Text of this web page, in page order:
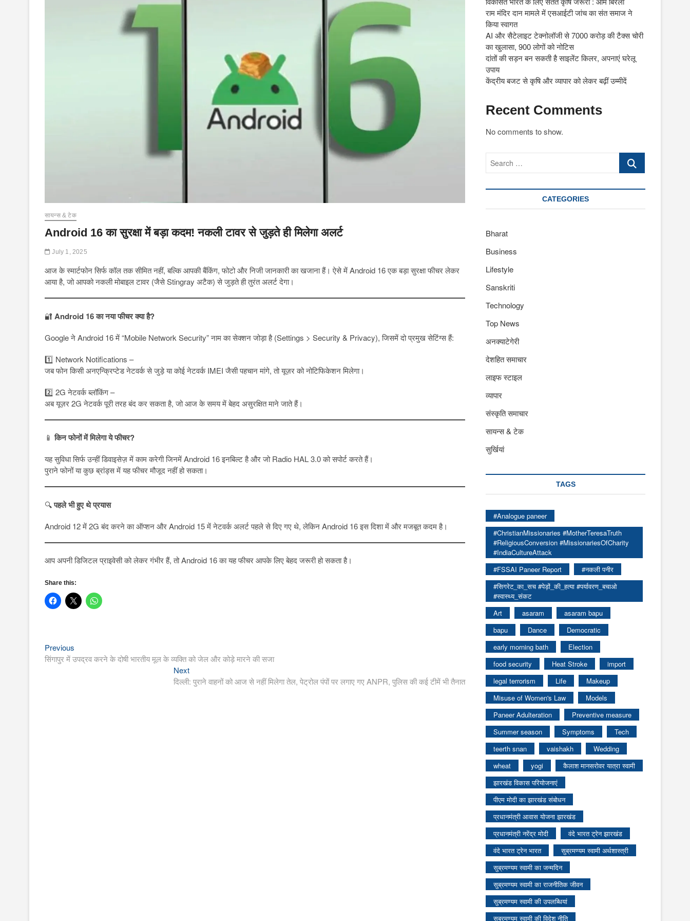
सायन्स & टेक
Android 16 का सुरक्षा में बड़ा कदम! नकली टावर से जुड़ते ही मिलेगा अलर्ट
July 1, 2025
आज के स्मार्टफोन सिर्फ कॉल तक सीमित नहीं, बल्कि आपकी बैंकिंग, फोटो और निजी जानकारी का खजाना हैं। ऐसे में Android 16 एक बड़ा सुरक्षा फीचर लेकर
आया है, जो आपको नकली मोबाइल टावर (जैसे Stingray अटैक) से जुड़ते ही तुरंत अलर्ट देगा।
🔐 Android 16 का नया फीचर क्या है?
Google ने Android 16 में “Mobile Network Security” नाम का सेक्शन जोड़ा है (Settings > Security & Privacy), जिसमें दो प्रमुख सेटिंग्स हैं:
1️⃣ Network Notifications –
जब फोन किसी अनएन्क्रिप्टेड नेटवर्क से जुड़े या कोई नेटवर्क IMEI जैसी पहचान मांगे, तो यूज़र को नोटिफिकेशन मिलेगा।
2️⃣ 2G नेटवर्क ब्लॉकिंग –
अब यूज़र 2G नेटवर्क पूरी तरह बंद कर सकता है, जो आज के समय में बेहद असुरक्षित माने जाते हैं।
📱 किन फोनों में मिलेगा ये फीचर?
यह सुविधा सिर्फ उन्हीं डिवाइसेज़ में काम करेगी जिनमें Android 16 इनबिल्ट है और जो Radio HAL 3.0 को सपोर्ट करते हैं।
पुराने फोनों या कुछ ब्रांड्स में यह फीचर मौजूद नहीं हो सकता।
🔍पहले भी हुए थे प्रयास
Android 12 में 2G बंद करने का ऑप्शन और Android 15 में नेटवर्क अलर्ट पहले से दिए गए थे, लेकिन Android 16 इस दिशा में और मजबूत कदम है।
आप अपनी डिजिटल प्राइवेसी को लेकर गंभीर हैं, तो Android 16 का यह फीचर आपके लिए बेहद जरूरी हो सकता है।
Share this:
Post
navigation
Previous
post:
सिंगापुर में उपद्रव करने के दोषी भारतीय मूल के व्यक्ति को जेल और कोड़े मारने की सजा
NextNext
post:
दिल्ली: पुराने वाहनों को आज से नहीं मिलेगा तेल, पेट्रोल पंपों पर लगाए गए ANPR, पुलिस की कई टीमें भी तैनात
राम मंदिर दान मामले में एसआईटी जांच का संत समाज ने
किया स्वागत
AI और सैटेलाइट टेक्नोलॉजी से 7000 करोड़ की टैक्स चोरी
का खुलासा, 900 लोगों को नोटिस
दांतों की सड़न बन सकती है साइलेंट किलर, अपनाएं घरेलू
उपाय
केंद्रीय बजट से कृषि और व्यापार को लेकर बढ़ीं उम्मीदें
Recent Comments
No comments to show.
Search
CATEGORIES
Bharat
Business
Lifestyle
Sanskriti
Technology
Top News
अनक्याटेगेरी
देशहित समाचार
लाइफ स्टाइल
व्यापार
संस्कृति समाचार
सायन्स & टेक
सुर्खियां
TAGS
#Analogue paneer
#ChristianMissionaries #MotherTeresaTruth
#ReligiousConversion #MissionariesOfCharity
#IndiaCultureAttack
#FSSAI Paneer Report
#नकली पनीर
#सिगरेट_का_सच #पेड़ों_की_हत्या #पर्यावरण_बचाओ
#स्वास्थ्य_संकट
Art
asaram
asaram bapu
bapu
Dance
Democratic
early morning bath
Election
food security
Heat Stroke
import
legal terrorism
Life
Makeup
Misuse of Women's Law
Models
Paneer Adulteration
Preventive measure
Summer season
Symptoms
Tech
teerth snan
vaishakh
Wedding
wheat
yogi
कैलाश मानसरोवर यात्रा स्वामी
झारखंड विकास परियोजनाएं
पीएम मोदी का झारखंड संबोधन
प्रधानमंत्री आवास योजना झारखंड
प्रधानमंत्री नरेंद्र मोदी
वंदे भारत ट्रेन झारखंड
वंदे भारत ट्रेन भारत
सुब्रमण्यम स्वामी अर्थशास्त्री
सुब्रमण्यम स्वामी का जन्मदिन
सुब्रमण्यम स्वामी का राजनीतिक जीवन
सुब्रमण्यम स्वामी की उपलब्धियां
सुब्रमण्यम स्वामी की विदेश नीति